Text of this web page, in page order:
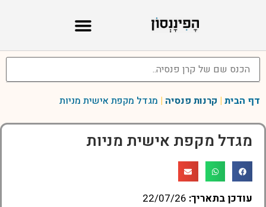
דף הבית | קרנות פנסיה | מגדל מקפת אישית מניות
מגדל מקפת אישית מניות
עודכן בתאריך: 22/07/26